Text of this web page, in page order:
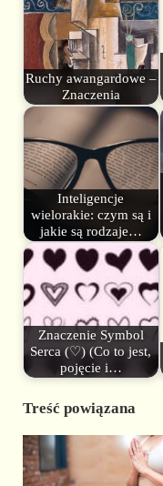
Ruchy awangardowe –
Znaczenia
Inteligencje
wielorakie: czym są i
jakie są rodzaje…
Znaczenie Symbol
Serca (♡) (Co to jest,
pojęcie i…
Treść powiązana